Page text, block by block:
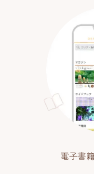
電子書